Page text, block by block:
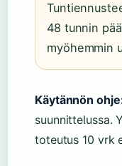
48 tunnin
myöhemmin
Käytännön
suunnittelussa.
toteutus 10 vrk